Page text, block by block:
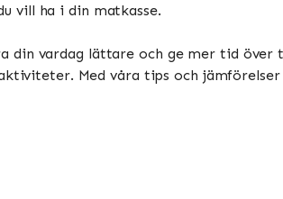
vill ha i din matkasse.
din vardag lättare och ge mer tid
Med våra tips och jämförelser